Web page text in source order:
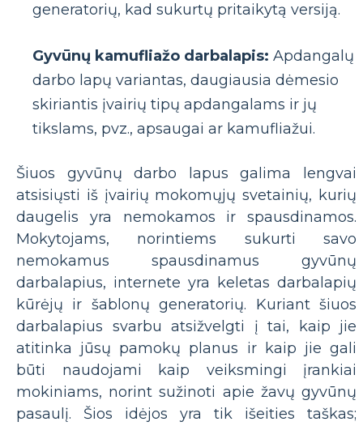
generatorių, kad sukurtų pritaikytą versiją.
Gyvūnų kamufliažo darbalapis: Apdangalų
darbo lapų variantas, daugiausia dėmesio
skiriantis įvairių tipų apdangalams ir jų
tikslams, pvz., apsaugai ar kamufliažui.
Šiuos gyvūnų darbo lapus galima lengvai
atsisiųsti iš įvairių mokomųjų svetainių, kurių
daugelis yra nemokamos ir spausdinamos.
Mokytojams, norintiems sukurti savo
nemokamus spausdinamus gyvūnų
darbalapius, internete yra keletas darbalapių
kūrėjų ir šablonų generatorių. Kuriant šiuos
darbalapius svarbu atsižvelgti į tai, kaip jie
atitinka jūsų pamokų planus ir kaip jie gali
būti naudojami kaip veiksmingi įrankiai
mokiniams, norint sužinoti apie žavų gyvūnų
pasaulį. Šios idėjos yra tik išeities taškas;